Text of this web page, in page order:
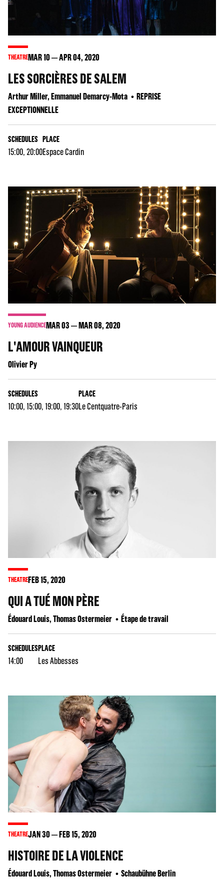
THEATREMAR10 APR04, 2020
LES SORCIÈRES DE SALEM
Arthur Miller, Emmanuel Demarcy-Mota
REPRISE
EXCEPTIONNELLE
SCHEDULES
15:00, 20:00
PLACE
Espace Cardin
YOUNG AUDIENCEMAR03 MAR08, 2020
L'AMOUR VAINQUEUR
Olivier Py
SCHEDULES
10:00, 15:00, 19:00, 19:30
PLACE
Le Centquatre-Paris
THEATREFEB15, 2020
QUI A TUÉ MON PÈRE
Édouard Louis, Thomas Ostermeier Étape de travail
SCHEDULES
14:00
PLACE
Les Abbesses
THEATREJAN30 FEB15, 2020
HISTOIRE DE LA VIOLENCE
Édouard Louis, Thomas Ostermeier Schaubühne Berlin